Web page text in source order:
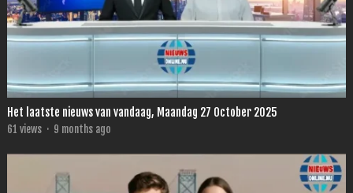
Het laatste nieuws van vandaag, Maandag 27 October 2025
61 views · 9 months ago